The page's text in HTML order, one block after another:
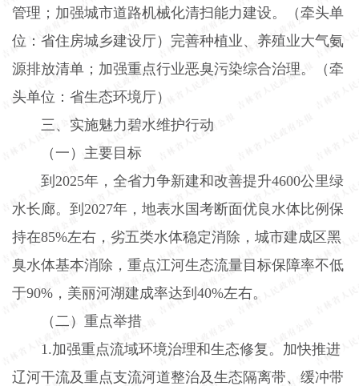
管理；加强城市道路机械化清扫能力建设。（牵头单
位：省住房城乡建设厅）完善种植业、养殖业大气氨
源排放清单；加强重点行业恶臭污染综合治理。（牵
头单位：省生态环境厅）
三、实施魅力碧水维护行动
（一）主要目标
到 2025年，全省力争新建和改善提升4600公里绿
水长廊。到 2027年，地表水国考断面优良水体比例保
持在85%左右，劣五类水体稳定消除，城市建成区黑
臭水体基本消除，重点江河生态流量目标保障率不低
于90% ，美丽河湖建成率达到 40%左右。
（二）重点举措
1.加强重点流域环境治理和生态修复。加快推进
辽河干流及重点支流河道整治及生态隔离带、缓冲带